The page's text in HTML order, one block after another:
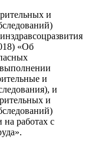
и
«Об
и
и
и
на работах с